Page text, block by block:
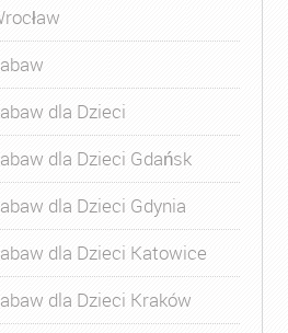
dla Dzieci
dla Dzieci Gdańsk
dla Dzieci Gdynia
dla Dzieci Katowice
dla Dzieci Kraków